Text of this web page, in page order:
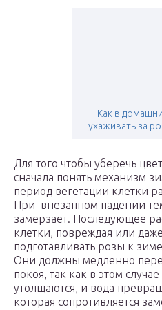
Как в
ухаживать за
Для того чтобы уберечь
сначала понять механизм
период вегетации клетки
При внезапном падении
замерзает. Последующее
клетки, повреждая или
подготавливать розы к
Они должны медленно
покоя, так как в этом
утолщаются, и вода
которая сопротивляется